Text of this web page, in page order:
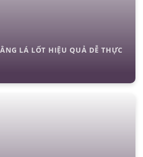
LÁ LỐT HIỆU QUẢ DỄ THỰC